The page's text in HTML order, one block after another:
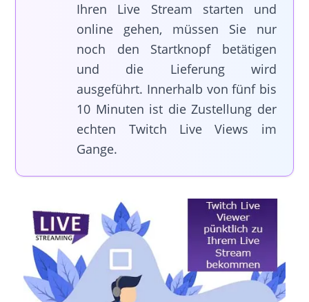
Ihren Live Stream starten und
online gehen, müssen Sie nur
noch den Startknopf betätigen
und die Lieferung wird
ausgeführt. Innerhalb von fünf bis
10 Minuten ist die Zustellung der
echten Twitch Live Views im
Gange.